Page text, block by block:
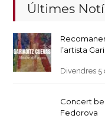
Últimes
l’artista
Divendres 5
Concert
Fedorova